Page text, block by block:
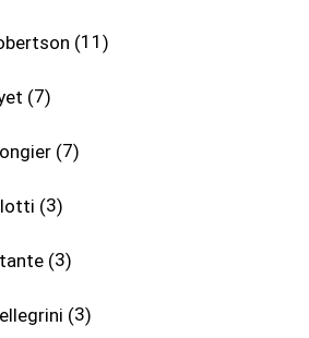
11
7
7
3
3
3